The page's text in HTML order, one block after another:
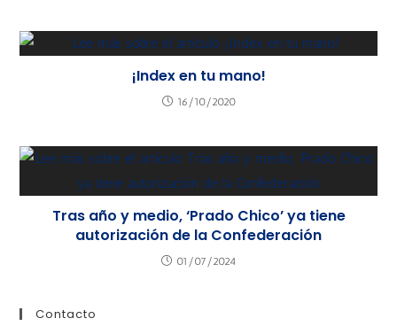
¡Index en tu mano!
16/10/2020
Tras año y medio, ‘Prado Chico’ ya tiene
autorización de la Confederación
01/07/2024
Contacto